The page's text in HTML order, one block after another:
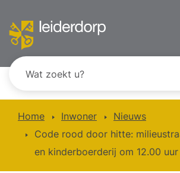
Home Inwoner
Nieuws
Code rood door hitte:
en kinderboerderij om 12.00